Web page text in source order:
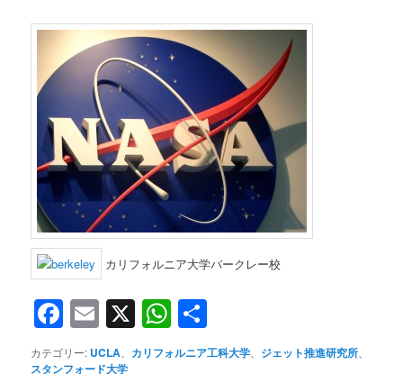
カリフォルニア大学バークレー校
Facebook
Email
X WhatsApp
有
カテゴリー: UCLA カリフォルニア工科大学 ジェット推進研究所
スタンフォード大学